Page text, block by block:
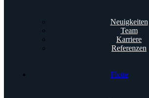
Neuigkeiten
Team
Karriere
Referenzen
Flotte